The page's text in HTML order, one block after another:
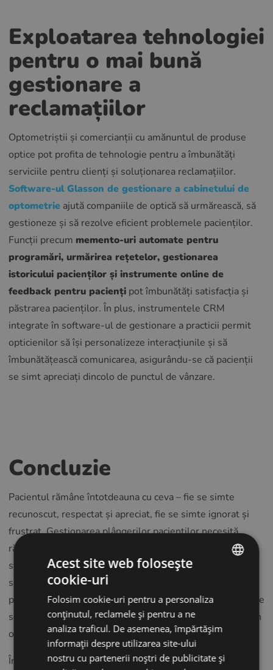
Exploatarea tehnologiei
pentru o mai bună
gestionare a
reclamațiilor
Optometriștii și comercianții cu amănuntul de produse
optice pot profita de tehnologie pentru a îmbunătăți
serviciile pentru clienți și soluționarea reclamațiilor.
Software-ul Glasson de gestionare a cabinetului de
optometrie ajută companiile de optică să urmărească, să
gestioneze și să rezolve eficient problemele pacienților.
Funcții precum memento-uri automate pentru
programări, urmărirea rețetelor, gestionarea
istoricului pacienților și instrumente online de
feedback pentru pacienți pot îmbunătăți satisfacția și
păstrarea pacienților. În plus, instrumentele CRM
integrate în software-ul de gestionare a practicii permit
opticienilor să își personalizeze interacțiunile și să
îmbunătățească comunicarea, asigurându-se că pacienții
se simt apreciați dincolo de punctul de vânzare.
Concluzie
Pacientul rămâne întotdeauna cu ceva – fie se simte
recunoscut, respectat și apreciat, fie se simte ignorat și
frustrat. Gestionarea plângerilor pacienților necesită
răbdare, empatie și o abordare proactivă. Cea mai bună
strategie este să mulțumiți pacientului, să fiți de acord și
să colaborați cu el pentru a găsi o soluție. Recunoscând
plângerile ca răspunsuri emoționale și concentrându-vă pe
sentimentele pacientului, puteți transforma provocările în
oportunități de creștere.
În plus,
optometriștii și opticienii care tratează
POLISH
GERMAN
SPANISH
Acest site web folosește
cookie-uri
Folosim cookie-uri pentru a personaliza
conținutul, reclamele și pentru a ne
analiza traficul. De asemenea, împărtășim
informații despre utilizarea site-ului
nostru cu partenerii noștri de publicitate și